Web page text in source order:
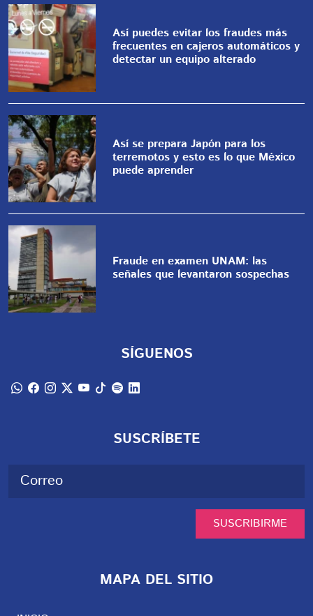
Así puedes evitar los fraudes más
frecuentes en cajeros automáticos y
detectar un equipo alterado
Así se prepara Japón para los
terremotos y esto es lo que México
puede aprender
Fraude en examen UNAM: las
señales que levantaron sospechas
SÍGUENOS
SUSCRÍBETE
SUSCRIBIRME
MAPA DEL SITIO